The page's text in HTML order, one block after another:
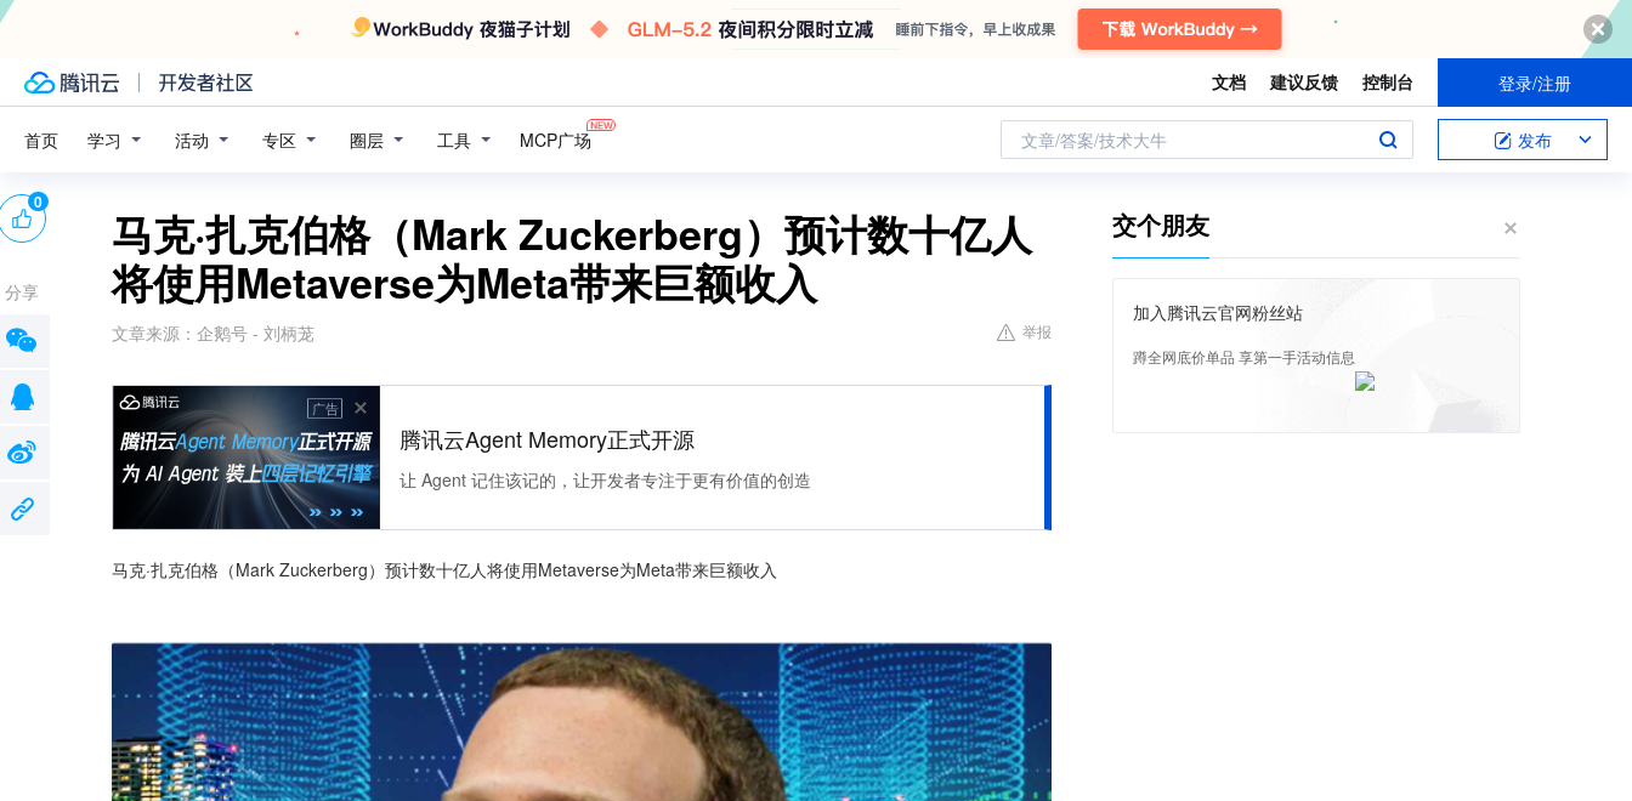
文档 建议反馈 控制台 登录/注册
首页 学习 活动 专区 圈层 工具 MCP广场 文章/答案/技术大牛 发布
马克·扎克伯格（Mark Zuckerberg）预计数十亿人
将使用Metaverse为Meta带来巨额收入
文章来源： 企鹅号 - 刘柄茏 举报
广告
腾讯云Agent Memory正式开源
让 Agent 记住该记的，让开发者专注于更有价值的创造
马克·扎克伯格（Mark Zuckerberg）预计数十亿人将使用Metaverse为Meta带来巨额收入
0
分享
交个朋友
加入腾讯云官网粉丝站
蹲全网底价单品 享第一手活动信息